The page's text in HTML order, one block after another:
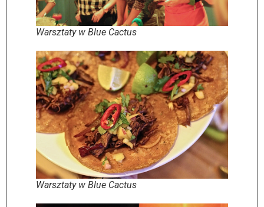
Warsztaty w Blue Cactus
Warsztaty w Blue Cactus